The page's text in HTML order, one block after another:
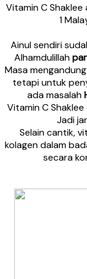
Vitamin C
1
Ainul sendiri
Alhamdulillah
Masa
tetapi untuk
ada masalah
Vitamin C
Jadi
Selain cantik,
kolagen dalam
secara